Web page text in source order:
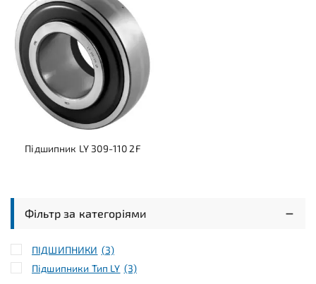
Підшипник LY 309-110 2F
Фільтр за категоріями
ПІДШИПНИКИ (3)
Підшипники Тип LY (3)